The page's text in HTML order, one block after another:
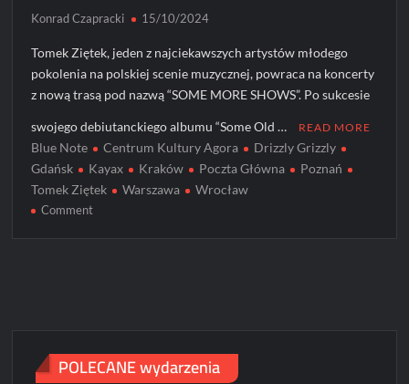
Konrad Czapracki 15/10/2024
Tomek Ziętek, jeden z najciekawszych artystów młodego
pokolenia na polskiej scenie muzycznej, powraca na koncerty
z nową trasą pod nazwą “SOME MORE SHOWS”. Po sukcesie
swojego debiutanckiego albumu “Some Old … READ MORE
Blue Note Centrum Kultury Agora
Drizzly Grizzly
Gdańsk
Kayax Kraków Poczta Główna
Poznań
Tomek Ziętek
Warszawa Wrocław
Commenton
nowy
POLECANE wydarzenia